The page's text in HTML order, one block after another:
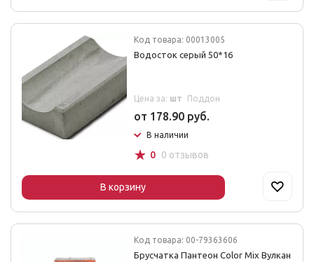
Код товара: 00013005
Водосток серый 50*16
Цена за: шт Поддон
от 178.90 руб.
В наличии
☆ 0 0 отзывов
В корзину
Код товара: 00-79363606
Брусчатка Пантеон Color Mix Вулкан